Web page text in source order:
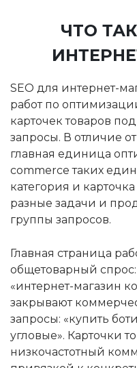
ЧТО
SEO для интернет-
работ по
карточек товаров
запросы. В отличие
главная единица
commerce таких
категория и
разные задачи и
группы запросов.
Главная страница
общетоварный
«интернет-магазин
закрывают
запросы: «купить
угловые». Карточки
низкочастотный